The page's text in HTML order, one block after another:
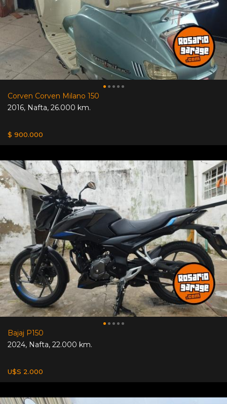
Corven Corven Milano 150
2016, Nafta, 26.000 km.
$ 900.000
Bajaj P150
2024, Nafta, 22.000 km.
U$S 2.000